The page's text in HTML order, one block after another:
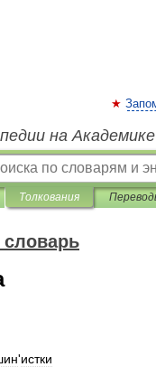
на Академике
Толкования
'истки